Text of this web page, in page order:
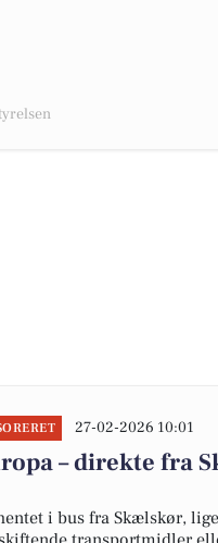
27-02-2026 10:01
– direkte fra
i bus fra Skælskør,